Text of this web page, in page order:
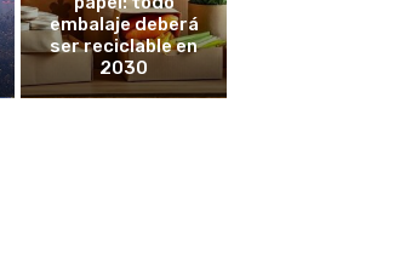
embalaje deberá
ser reciclable en
2030